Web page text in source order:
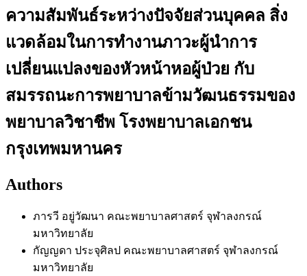
ความสัมพันธ์ระหว่างปัจจัยส่วนบุคคล สิ่ง
แวดล้อมในการทำงานภาวะผู้นำการ
เปลี่ยนแปลงของหัวหน้าหอผู้ป่วย กับ
สมรรถนะการพยาบาลข้ามวัฒนธรรมของ
พยาบาลวิชาชีพ โรงพยาบาลเอกชน
กรุงเทพมหานคร
Authors
ภารวี อยู่วัฒนา คณะพยาบาลศาสตร์ จุฬาลงกรณ์
มหาวิทยาลัย
กัญญดา ประจุศิลป คณะพยาบาลศาสตร์ จุฬาลงกรณ์
มหาวิทยาลัย